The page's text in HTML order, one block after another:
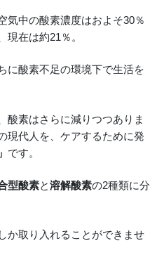
気中の酸素濃度はおよそ30％
現在は約21％。
に酸素不足の環境下で生活を
酸素はさらに減りつつありま
現代人を、ケアするために発
です。
型酸素と溶解酸素の2種類に分
か取り入れることができませ